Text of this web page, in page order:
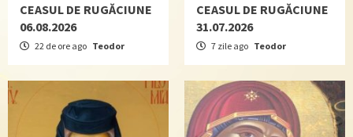
CEASUL DE RUGĂCIUNE
06.08.2026
22 de ore ago Teodor
CEASUL DE RUGĂCIUNE
31.07.2026
7 zile ago Teodor